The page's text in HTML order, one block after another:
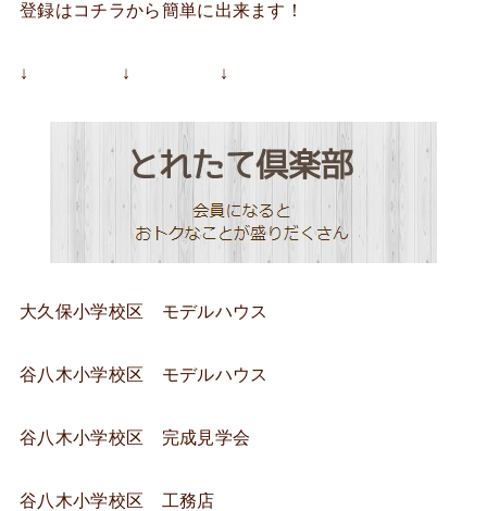
登録はコチラから簡単に出来ます！
↓ ↓ ↓
大久保小学校区 モデルハウス
谷八木小学校区 モデルハウス
谷八木小学校区 完成見学会
谷八木小学校区 工務店